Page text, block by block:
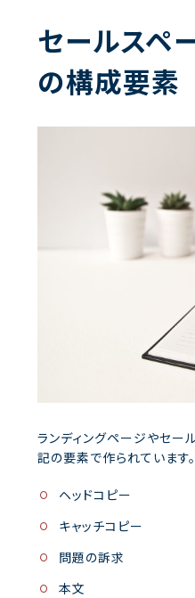
セールスペ
の構成要素
ランディングページやセー
記の要素で作られています。
ヘッドコピー
キャッチコピー
問題の訴求
本文